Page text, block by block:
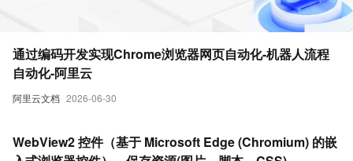
阿里云文档 2026-06-30
通过编码开发实现Chrome浏览器网页自动化-机器人流程
自动化-阿里云
WebView2 控件（基于 Microsoft Edge (Chromium) 的嵌